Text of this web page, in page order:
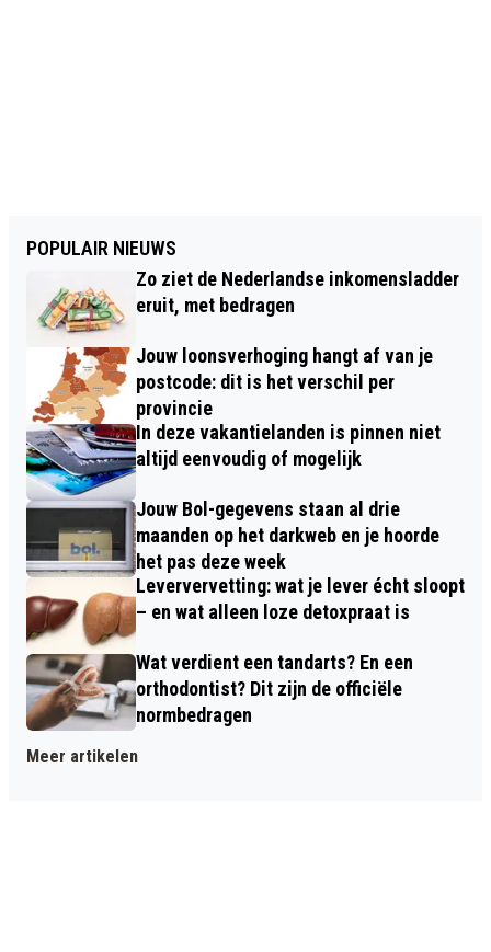
POPULAIR NIEUWS
Zo ziet de Nederlandse inkomensladder
eruit, met bedragen
Jouw loonsverhoging hangt af van je
postcode: dit is het verschil per
provincie
In deze vakantielanden is pinnen niet
altijd eenvoudig of mogelijk
Jouw Bol-gegevens staan al drie
maanden op het darkweb en je hoorde
het pas deze week
Leververvetting: wat je lever écht sloopt
– en wat alleen loze detoxpraat is
Wat verdient een tandarts? En een
orthodontist? Dit zijn de officiële
normbedragen
Meer artikelen